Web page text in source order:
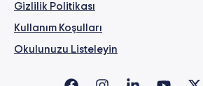
Gizlilik Politikası
Kullanım Koşulları
Okulunuzu Listeleyin